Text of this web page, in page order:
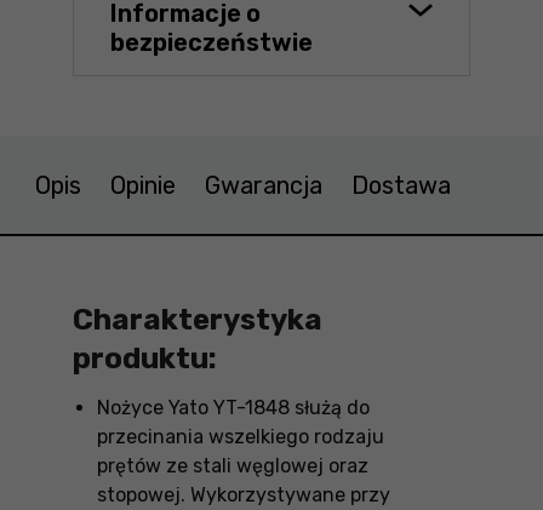
Informacje o
bezpieczeństwie
Opis Opinie Gwarancja Dostawa
Charakterystyka
produktu:
Nożyce Yato YT-1848 służą do
przecinania wszelkiego rodzaju
prętów ze stali węglowej oraz
stopowej. Wykorzystywane przy